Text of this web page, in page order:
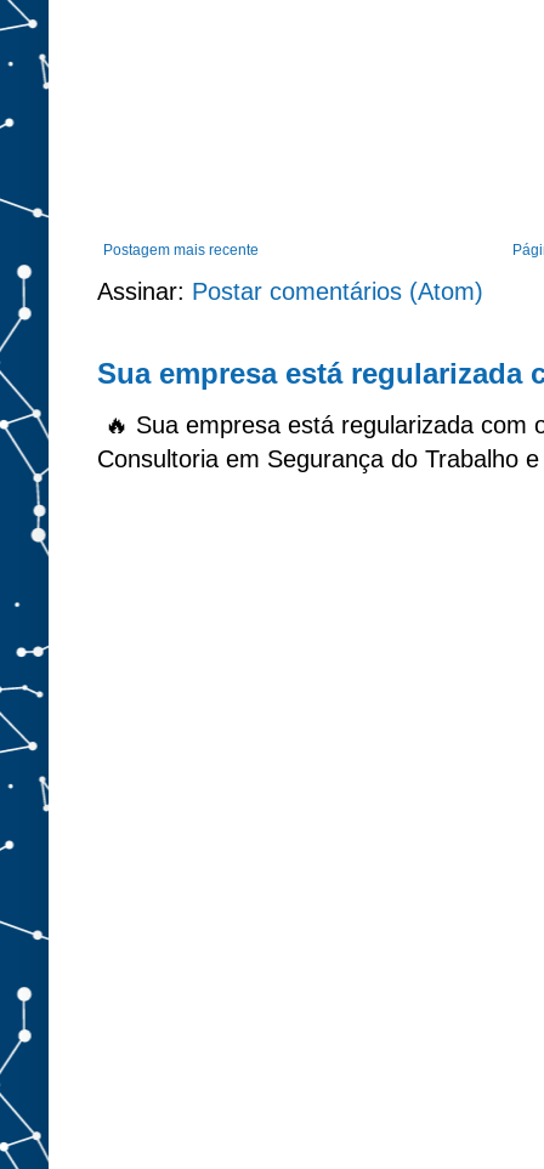
Postagem mais recente
Assinar: Postar comentários (Atom)
Sua empresa está regularizada
🔥 Sua empresa está regularizada com
Consultoria em Segurança do Trabalho